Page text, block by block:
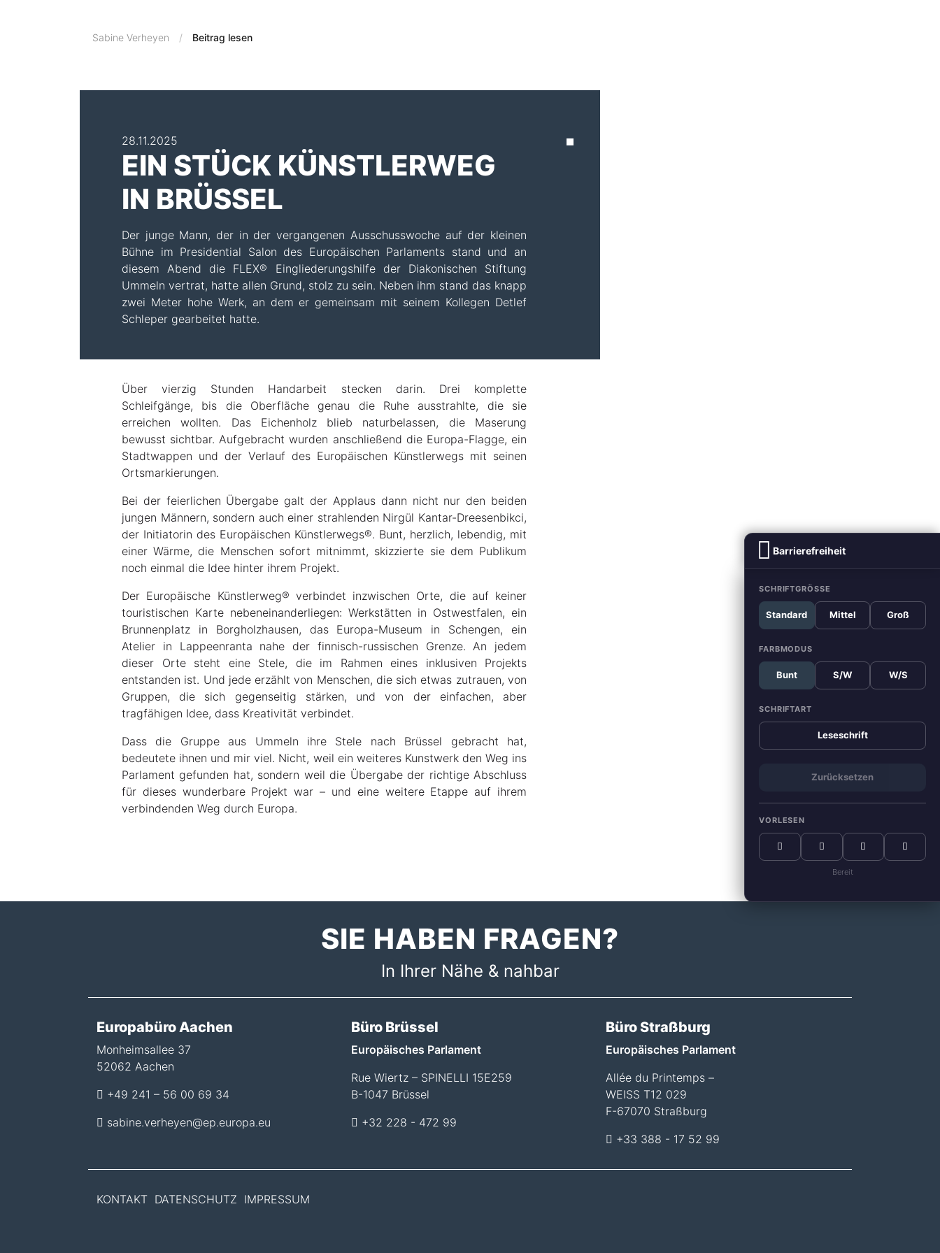
Barrierefreiheit
SCHRIFTGRÖSSE
Standard Mittel Groß
FARBMODUS
Bunt S/W W/S
SCHRIFTART
Leseschrift
Zurücksetzen
VORLESEN
Bereit
Sabine Verheyen Beitrag lesen
28.11.2025
EIN STÜCK KÜNSTLERWEG
IN BRÜSSEL
Der junge Mann, der in der vergangenen Ausschusswoche auf der kleinen
Bühne im Presidential Salon des Europäischen Parlaments stand und an
diesem Abend die FLEX® Eingliederungshilfe der Diakonischen Stiftung
Ummeln vertrat, hatte allen Grund, stolz zu sein. Neben ihm stand das knapp
zwei Meter hohe Werk, an dem er gemeinsam mit seinem Kollegen Detlef
Schleper gearbeitet hatte.
Über vierzig Stunden Handarbeit stecken darin. Drei komplette
Schleifgänge, bis die Oberfläche genau die Ruhe ausstrahlte, die sie
erreichen wollten. Das Eichenholz blieb naturbelassen, die Maserung
bewusst sichtbar. Aufgebracht wurden anschließend die Europa-Flagge, ein
Stadtwappen und der Verlauf des Europäischen Künstlerwegs mit seinen
Ortsmarkierungen.
Bei der feierlichen Übergabe galt der Applaus dann nicht nur den beiden
jungen Männern, sondern auch einer strahlenden Nirgül Kantar-Dreesenbikci,
der Initiatorin des Europäischen Künstlerwegs®. Bunt, herzlich, lebendig, mit
einer Wärme, die Menschen sofort mitnimmt, skizzierte sie dem Publikum
noch einmal die Idee hinter ihrem Projekt.
Der Europäische Künstlerweg® verbindet inzwischen Orte, die auf keiner
touristischen Karte nebeneinanderliegen: Werkstätten in Ostwestfalen, ein
Brunnenplatz in Borgholzhausen, das Europa-Museum in Schengen, ein
Atelier in Lappeenranta nahe der finnisch-russischen Grenze. An jedem
dieser Orte steht eine Stele, die im Rahmen eines inklusiven Projekts
entstanden ist. Und jede erzählt von Menschen, die sich etwas zutrauen, von
Gruppen, die sich gegenseitig stärken, und von der einfachen, aber
tragfähigen Idee, dass Kreativität verbindet.
Dass die Gruppe aus Ummeln ihre Stele nach Brüssel gebracht hat,
bedeutete ihnen und mir viel. Nicht, weil ein weiteres Kunstwerk den Weg ins
Parlament gefunden hat, sondern weil die Übergabe der richtige Abschluss
für dieses wunderbare Projekt war – und eine weitere Etappe auf ihrem
verbindenden Weg durch Europa.
SIE HABEN FRAGEN?
In Ihrer Nähe & nahbar
Europabüro Aachen
Monheimsallee 37
52062 Aachen
+49 241 – 56 00 69 34
sabine.verheyen@ep.europa.eu
Büro Brüssel
Europäisches Parlament
Rue Wiertz – SPINELLI 15E259
B-1047 Brüssel
+32 228 - 472 99
Büro Straßburg
Europäisches Parlament
Allée du Printemps –
WEISS T12 029
F-67070 Straßburg
+33 388 - 17 52 99
KONTAKT DATENSCHUTZ IMPRESSUM